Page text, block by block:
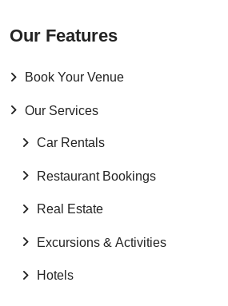
Our Features
Book Your Venue
Our Services
Car Rentals
Restaurant Bookings
Real Estate
Excursions & Activities
Hotels